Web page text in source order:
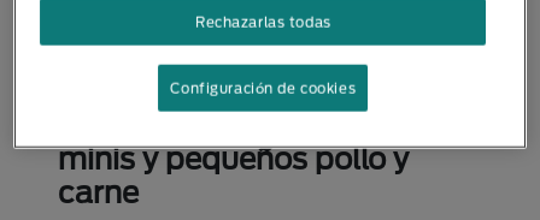
minis y pequeños pollo y
carne
Rechazarlas todas
Configuración de cookies